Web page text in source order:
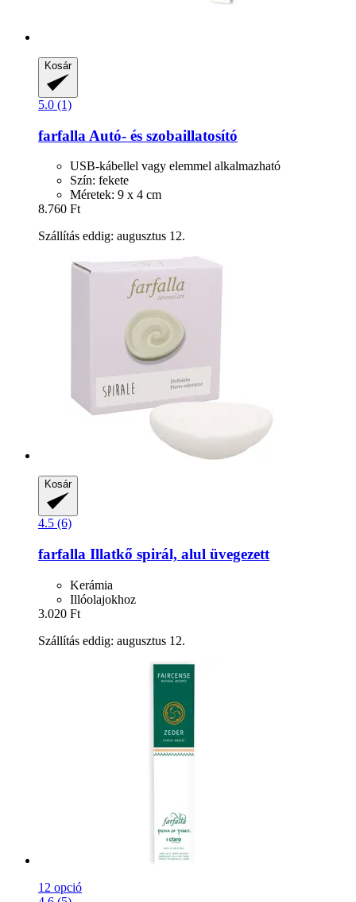
Kosár
5.0 (1)
farfalla Autó-​ és szobaillatosító
USB-kábellel vagy elemmel alkalmazható
Szín: fekete
Méretek: 9 x 4 cm
8.760 Ft
Szállítás eddig: augusztus 12.
Kosár
4.5 (6)
farfalla Illatkő spirál, alul üvegezett
Kerámia
Illóolajokhoz
3.020 Ft
Szállítás eddig: augusztus 12.
12 opció